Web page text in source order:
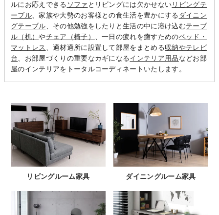
ルにお応えできる ソファ とリビングには欠かせないリビングテ
ーブル、家族や大勢のお客様との食生活を豊かにする ダイニン
グテーブル、その他勉強をしたりと生活の中に溶け込むテーブ
ル（机）やチェア（椅子） 、一日の疲れを癒すためのベッド・
マットレス 、適材適所に設置して部屋をまとめる収納やテレビ
台、お部屋づくりの重要なカギになるインテリア用品などお部
屋のインテリアをトータルコーディネートいたします。
リビングルーム家具 ダイニングルーム家具